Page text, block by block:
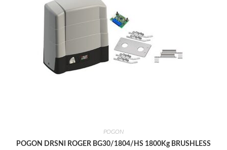
POGON
POGON DRSNI ROGER BG30/1804/HS 1800Kg BRUSHLESS